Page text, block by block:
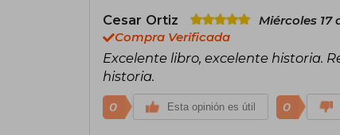
Cesar Ortiz
Miércoles 17
Compra Verificada
Excelente libro, excelente historia.
historia.
0 Esta opinión es útil 0